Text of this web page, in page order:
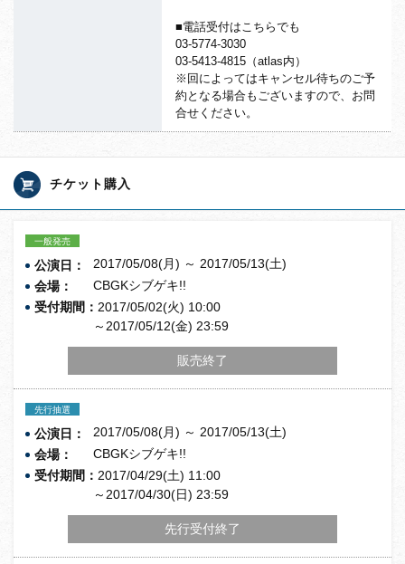
■電話受付はこちらでも
03-5774-3030
03-5413-4815（atlas内）
※ 回によってはキャンセル待ちのご予
約となる場合もございますので 、お問
合せください。
チケット購入
一般発売
公演日：
2017/05/08(月) ～ 2017/05/13(土)
会場：
CBGKシブゲキ!!
受付期間： 2017/05/02(火) 10:00
～2017/05/12(金) 23:59
販売終了
先行抽選
公演日：
2017/05/08(月) ～ 2017/05/13(土)
会場：
CBGKシブゲキ!!
受付期間： 2017/04/29(土) 11:00
～2017/04/30(日) 23:59
先行受付終了